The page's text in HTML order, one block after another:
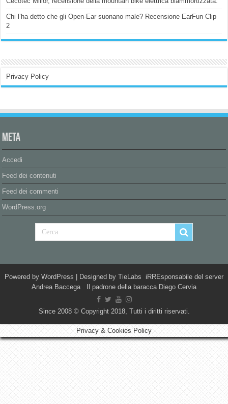
Chi l’ha detto che gli Open-Ear suonano male? Recensione EarFun Clip
2
Privacy Policy
Meta
Accedi
Feed dei contenuti
Feed dei commenti
WordPress.org
Powered by WordPress | Designed by TieLabs iRREsponsabile del server
Andrea Baccega Il padrone della baracca Diego Cervia
Since 2008 © Copyright 2018, Tutti i diritti riservati.
Privacy & Cookies Policy